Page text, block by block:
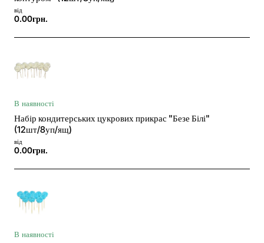
від
0.00грн.
В наявності
Набір кондитерських цукрових прикрас "Безе Білі"
(12шт/8уп/ящ)
від
0.00грн.
В наявності